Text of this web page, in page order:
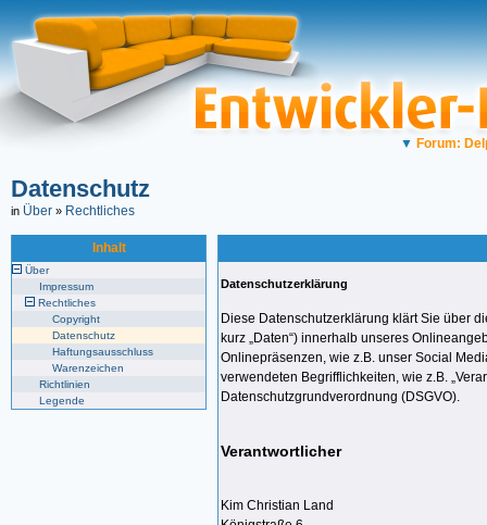
▼ Forum:
Datenschutz
in Über » Rechtliches
Inhalt
Über
Impressum
Rechtliches
Copyright
Datenschutz
Haftungsausschluss
Warenzeichen
Richtlinien
Legende
Datenschutzerklärung
Diese Datenschutzerklärung klärt Sie über
kurz „Daten“) innerhalb unseres
Onlinepräsenzen, wie z.B. unser Social
verwendeten Begrifflichkeiten, wie z.B.
Datenschutzgrundverordnung (DSGVO).
Verantwortlicher
Kim Christian Land